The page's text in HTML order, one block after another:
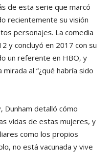
de esta serie que marcó
recientemente su visión
personajes. La comedia
y concluyó en 2017 con su
un referente en HBO, y
al “¿qué habría sido
Dunham detalló cómo
vidas de estas mujeres, y
como los propios
no está vacunada y vive